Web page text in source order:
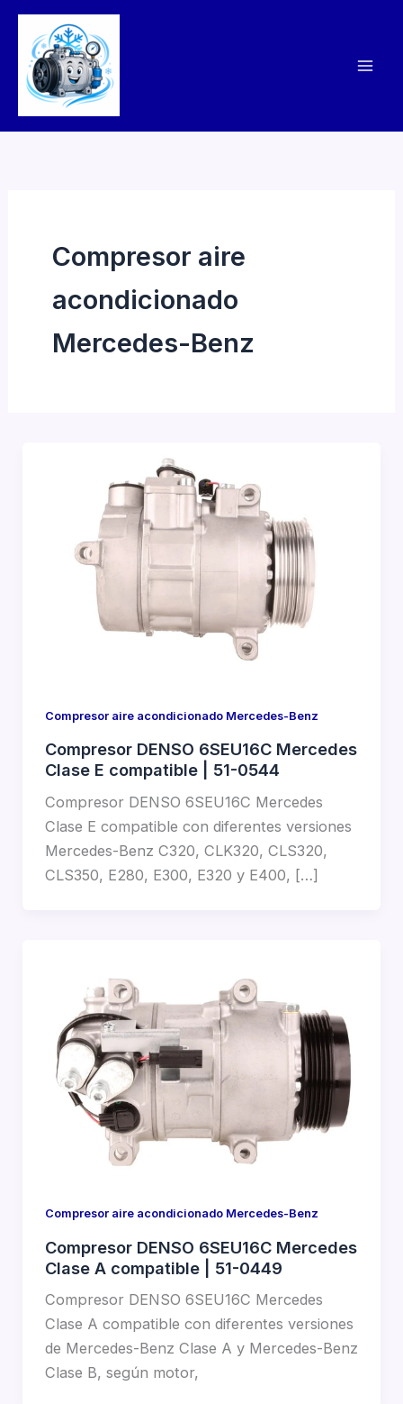
Skip
content
Compresor aire
acondicionado
Mercedes-Benz
Compresor aire acondicionado Mercedes-Benz
Compresor DENSO 6SEU16C Mercedes
Clase E compatible | 51-0544
Compresor DENSO 6SEU16C Mercedes
Clase E compatible con diferentes versiones
Mercedes-Benz C320, CLK320, CLS320,
CLS350, E280, E300, E320 y E400, […]
Compresor aire acondicionado Mercedes-Benz
Compresor DENSO 6SEU16C Mercedes
Clase A compatible | 51-0449
Compresor DENSO 6SEU16C Mercedes
Clase A compatible con diferentes versiones
de Mercedes-Benz Clase A y Mercedes-Benz
Clase B, según motor,